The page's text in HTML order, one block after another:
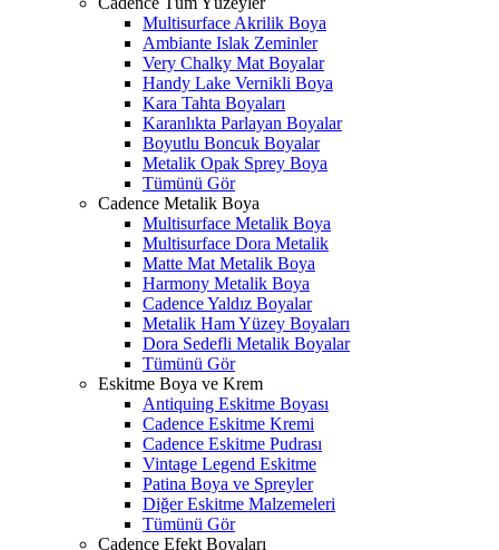
Multisurface Akrilik Boya
Ambiante Islak Zeminler
Very Chalky Mat Boyalar
Handy Lake Vernikli Boya
Kara Tahta Boyaları
Karanlıkta Parlayan Boyalar
Boyutlu Boncuk Boyalar
Metalik Opak Sprey Boya
Tümünü Gör
Cadence Metalik Boya
Multisurface Metalik Boya
Multisurface Dora Metalik
Matte Mat Metalik Boya
Harmony Metalik Boya
Cadence Yaldız Boyalar
Metalik Ham Yüzey Boyaları
Dora Sedefli Metalik Boyalar
Tümünü Gör
Eskitme Boya ve Krem
Antiquing Eskitme Boyası
Cadence Eskitme Kremi
Cadence Eskitme Pudrası
Vintage Legend Eskitme
Patina Boya ve Spreyler
Diğer Eskitme Malzemeleri
Tümünü Gör
Cadence Efekt Boyaları